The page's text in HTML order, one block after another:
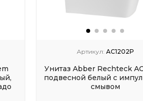
Артикул: AC1202P
Унитаз Abber Rechteck
подвесной белый с
смывом